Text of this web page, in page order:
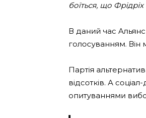
боїться, що
В даний час
голосуванням. Він
Партія
відсотків. А
опитуваннями